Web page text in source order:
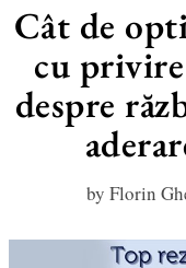
Cât de
cu
despre
by Florin